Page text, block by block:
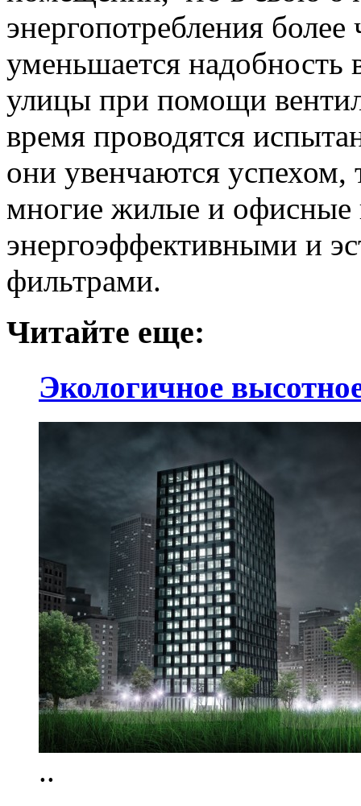
энергопотребления
уменьшается надобность
улицы при помощи
время проводятся
они увенчаются
многие жилые и
энергоэффективными и
фильтрами.
Читайте еще:
Экологичное
..